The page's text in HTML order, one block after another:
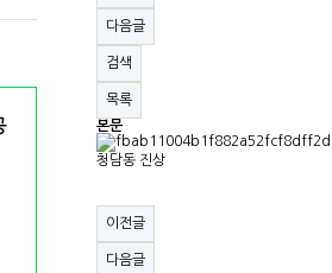
다음글
검색
목록
본문
청담동 진상
이전글
다음글